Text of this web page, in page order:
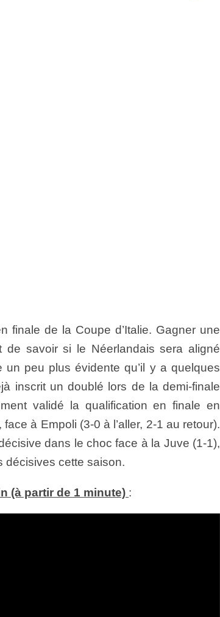
finale de la Coupe d’Italie. Gagner une
savoir si le Néerlandais sera aligné
peu plus évidente qu’il y a quelques
inscrit un doublé lors de la demi-finale
validé la qualification en finale en
à Empoli (3-0 à l’aller, 2-1 au retour).
dans le choc face à la Juve (1-1),
décisives cette saison.
(à partir de 1 minute) :